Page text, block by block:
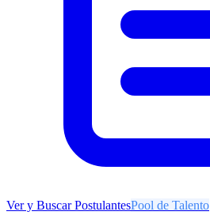
Ver y Buscar PostulantesPool de Talento